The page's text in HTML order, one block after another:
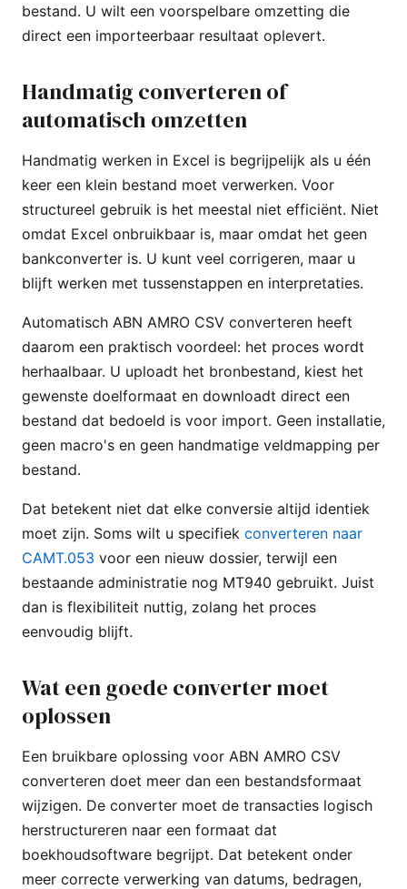
bestand. U wilt een voorspelbare omzetting die
direct een importeerbaar resultaat oplevert.
Handmatig converteren of
automatisch omzetten
Handmatig werken in Excel is begrijpelijk als u één
keer een klein bestand moet verwerken. Voor
structureel gebruik is het meestal niet efficiënt. Niet
omdat Excel onbruikbaar is, maar omdat het geen
bankconverter is. U kunt veel corrigeren, maar u
blijft werken met tussenstappen en interpretaties.
Automatisch ABN AMRO CSV converteren heeft
daarom een praktisch voordeel: het proces wordt
herhaalbaar. U uploadt het bronbestand, kiest het
gewenste doelformaat en downloadt direct een
bestand dat bedoeld is voor import. Geen installatie,
geen macro's en geen handmatige veldmapping per
bestand.
Dat betekent niet dat elke conversie altijd identiek
moet zijn. Soms wilt u specifiek converteren naar
CAMT.053 voor een nieuw dossier, terwijl een
bestaande administratie nog MT940 gebruikt. Juist
dan is flexibiliteit nuttig, zolang het proces
eenvoudig blijft.
Wat een goede converter moet
oplossen
Een bruikbare oplossing voor ABN AMRO CSV
converteren doet meer dan een bestandsformaat
wijzigen. De converter moet de transacties logisch
herstructureren naar een formaat dat
boekhoudsoftware begrijpt. Dat betekent onder
meer correcte verwerking van datums, bedragen,